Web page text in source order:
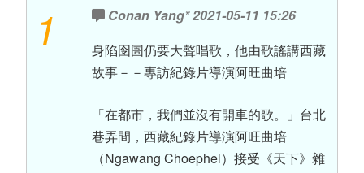
1 Conan Yang*2021-05-11 15:26
身陷囹圄仍要大聲唱歌，他由歌謠講西藏
故事－－專訪紀錄片導演阿旺曲培
「在都市，我們並沒有開車的歌。」台北
巷弄間，西藏紀錄片導演阿旺曲培
（Ngawang Choephel）接受《天下》雜